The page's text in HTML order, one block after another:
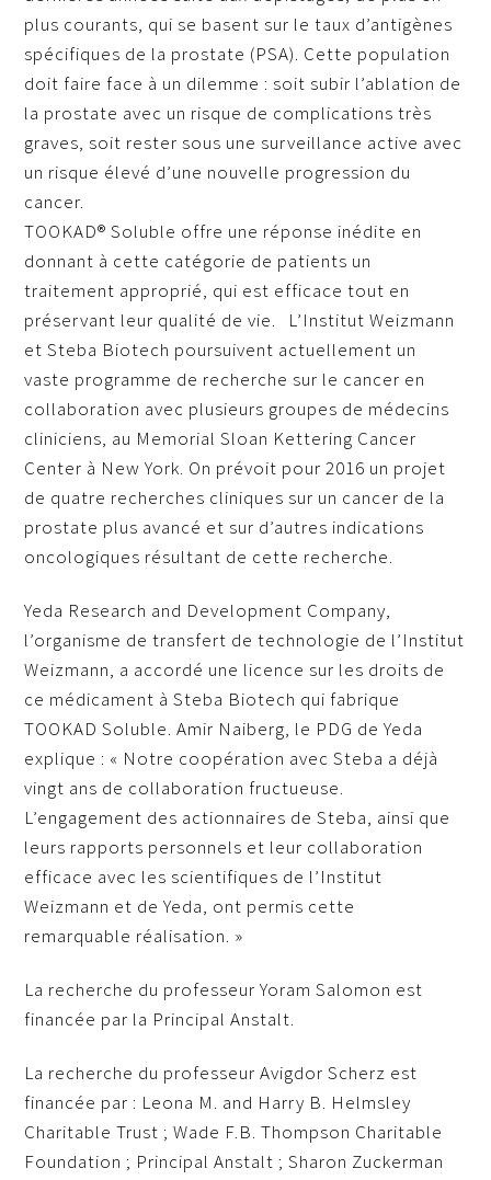
plus courants, qui se basent sur le taux d’antigènes
spécifiques de la prostate (PSA). Cette population
doit faire face à un dilemme : soit subir l’ablation de
la prostate avec un risque de complications très
graves, soit rester sous une surveillance active avec
un risque élevé d’une nouvelle progression du
cancer.
TOOKAD® Soluble offre une réponse inédite en
donnant à cette catégorie de patients un
traitement approprié, qui est efficace tout en
préservant leur qualité de vie. L’Institut Weizmann
et Steba Biotech poursuivent actuellement un
vaste programme de recherche sur le cancer en
collaboration avec plusieurs groupes de médecins
cliniciens, au Memorial Sloan Kettering Cancer
Center à New York. On prévoit pour 2016 un projet
de quatre recherches cliniques sur un cancer de la
prostate plus avancé et sur d’autres indications
oncologiques résultant de cette recherche.
Yeda Research and Development Company,
l’organisme de transfert de technologie de l’Institut
Weizmann, a accordé une licence sur les droits de
ce médicament à Steba Biotech qui fabrique
TOOKAD Soluble. Amir Naiberg, le PDG de Yeda
explique : « Notre coopération avec Steba a déjà
vingt ans de collaboration fructueuse.
L’engagement des actionnaires de Steba, ainsi que
leurs rapports personnels et leur collaboration
efficace avec les scientifiques de l’Institut
Weizmann et de Yeda, ont permis cette
remarquable réalisation. »
La recherche du professeur Yoram Salomon est
financée par la Principal Anstalt.
La recherche du professeur Avigdor Scherz est
financée par : Leona M. and Harry B. Helmsley
Charitable Trust ; Wade F.B. Thompson Charitable
Foundation ; Principal Anstalt ; Sharon Zuckerman